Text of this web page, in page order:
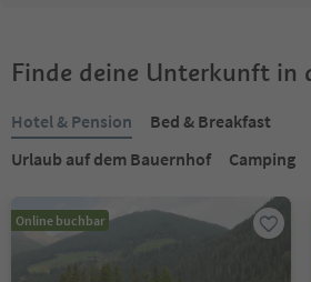
Finde deine Unterkunft in
Hotel & Pension
Bed & Breakfast
Urlaub auf dem Bauernhof
Camping
Online buchbar